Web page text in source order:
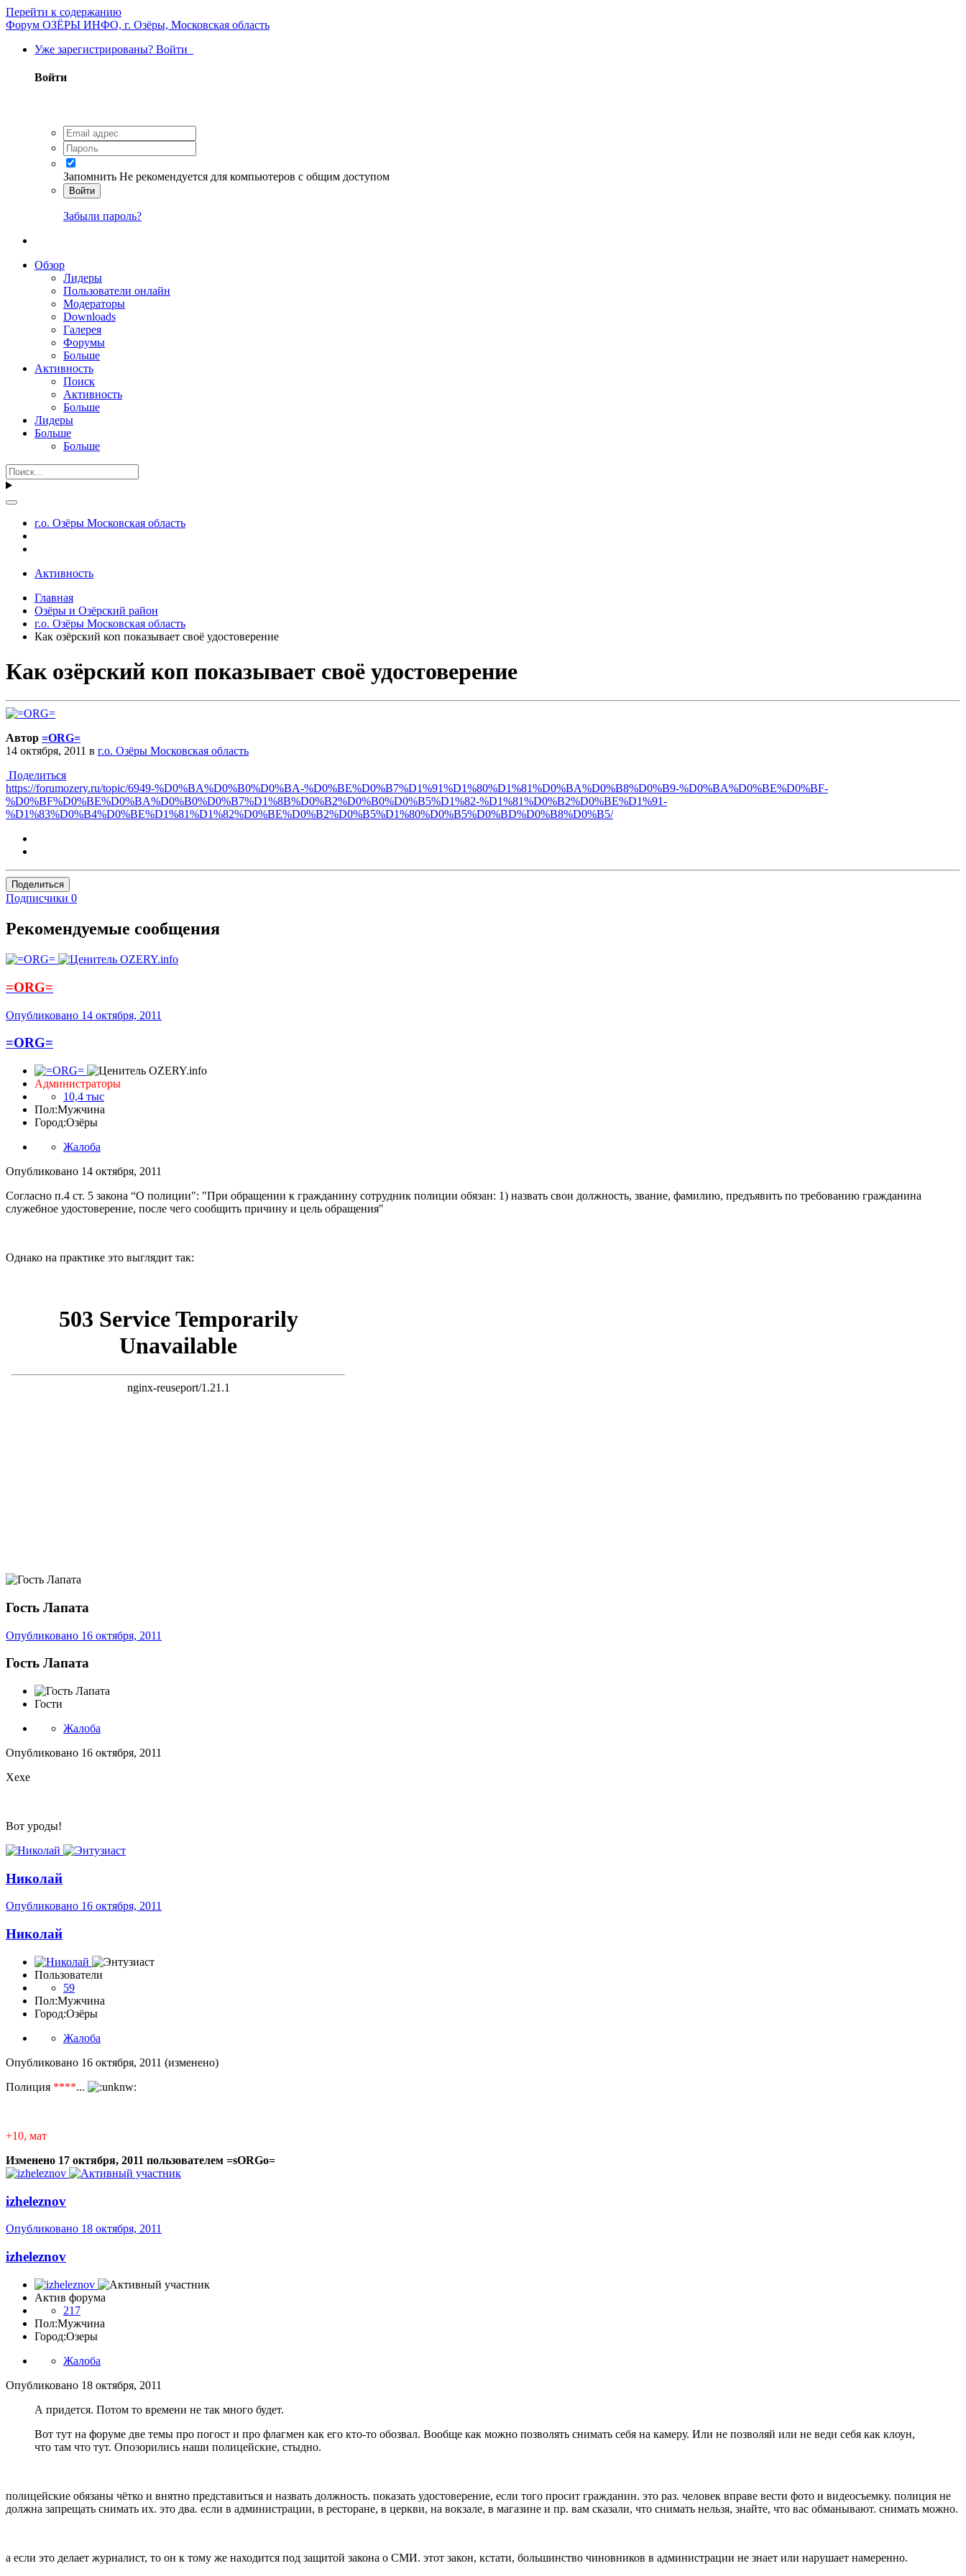
Перейти к содержанию
Форум ОЗЁРЫ ИНФО, г. Озёры, Московская область
Уже зарегистрированы? Войти
Войти
Запомнить Не рекомендуется для компьютеров с общим доступом
Войти
Забыли пароль?
Обзор
Лидеры
Пользователи онлайн
Модераторы
Downloads
Галерея
Форумы
Больше
Активность
Поиск
Активность
Больше
Лидеры
Больше
Больше
г.о. Озёры Московская область
Активность
Главная
Озёры и Озёрский район
г.о. Озёры Московская область
Как озёрский коп показывает своё удостоверение
Как озёрский коп показывает своё удостоверение
Автор =ORG=
14 октября, 2011 в г.о. Озёры Московская область
Поделиться
https://forumozery.ru/topic/6949-%D0%BA%D0%B0%D0%BA-%D0%BE%D0%B7%D1%91%D1%80%D1%81%D0%BA%D0%B8%D0%B9-%D0%BA%D0%BE%D0%BF-
%D0%BF%D0%BE%D0%BA%D0%B0%D0%B7%D1%8B%D0%B2%D0%B0%D0%B5%D1%82-%D1%81%D0%B2%D0%BE%D1%91-
%D1%83%D0%B4%D0%BE%D1%81%D1%82%D0%BE%D0%B2%D0%B5%D1%80%D0%B5%D0%BD%D0%B8%D0%B5/
Поделиться
Подписчики 0
Рекомендуемые сообщения
=ORG=
Опубликовано 14 октября, 2011
=ORG=
Администраторы
10,4 тыс
Пол:Мужчина
Город:Озёры
Жалоба
Опубликовано 14 октября, 2011
Согласно п.4 ст. 5 закона “О полиции": "При обращении к гражданину сотрудник полиции обязан: 1) назвать свои должность, звание, фамилию, предъявить по требованию гражданина
служебное удостоверение, после чего сообщить причину и цель обращения"
Однако на практике это выглядит так:
Гость Лапата
Опубликовано 16 октября, 2011
Гость Лапата
Гости
Жалоба
Опубликовано 16 октября, 2011
Хехе
Вот уроды!
Николай
Опубликовано 16 октября, 2011
Николай
Пользователи
59
Пол:Мужчина
Город:Озёры
Жалоба
Опубликовано 16 октября, 2011 (изменено)
Полиция ****...
+10, мат
Изменено 17 октября, 2011 пользователем =sORGo=
izheleznov
Опубликовано 18 октября, 2011
izheleznov
Актив форума
217
Пол:Мужчина
Город:Озеры
Жалоба
Опубликовано 18 октября, 2011
А придется. Потом то времени не так много будет.
Вот тут на форуме две темы про погост и про флагмен как его кто-то обозвал. Вообще как можно позволять снимать себя на камеру. Или не позволяй или не веди себя как клоун,
что там что тут. Опозорились наши полицейские, стыдно.
полицейские обязаны чётко и внятно представиться и назвать должность. показать удостоверение, если того просит гражданин. это раз. человек вправе вести фото и видеосъемку. полиция не
должна запрещать снимать их. это два. если в администрации, в ресторане, в церкви, на вокзале, в магазине и пр. вам сказали, что снимать нельзя, знайте, что вас обманывают. снимать можно.
а если это делает журналист, то он к тому же находится под защитой закона о СМИ. этот закон, кстати, большинство чиновников в администрации не знает или нарушает намеренно.